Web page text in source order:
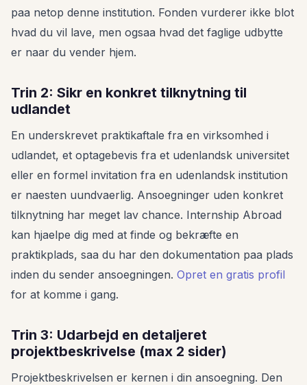
paa netop denne institution. Fonden vurderer ikke blot
hvad du vil lave, men ogsaa hvad det faglige udbytte
er naar du vender hjem.
Trin 2: Sikr en konkret tilknytning til
udlandet
En underskrevet praktikaftale fra en virksomhed i
udlandet, et optagebevis fra et udenlandsk universitet
eller en formel invitation fra en udenlandsk institution
er naesten uundvaerlig. Ansoegninger uden konkret
tilknytning har meget lav chance. Internship Abroad
kan hjaelpe dig med at finde og bekræfte en
praktikplads, saa du har den dokumentation paa plads
inden du sender ansoegningen. Opret en gratis profil
for at komme i gang.
Trin 3: Udarbejd en detaljeret
projektbeskrivelse (max 2 sider)
Projektbeskrivelsen er kernen i din ansoegning. Den